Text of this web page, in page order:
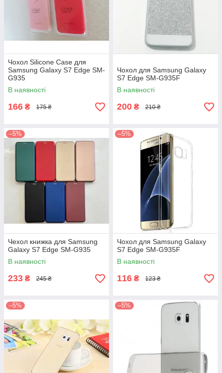
Чохол Silicone Case для
Samsung Galaxy S7 Edge SM-
G935
В наявності
166 ₴ 175 ₴
Чохол для Samsung Galaxy
S7 Edge SM-G935F
В наявності
200 ₴ 210 ₴
–5%
Чехол книжка для Samsung
Galaxy S7 Edge SM-G935
В наявності
233 ₴ 245 ₴
–5%
Чохол для Samsung Galaxy
S7 Edge SM-G935F
В наявності
116 ₴ 123 ₴
–5% –5%